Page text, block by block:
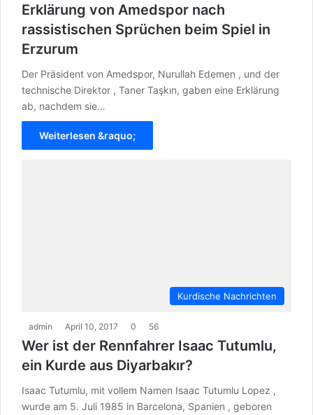
Erklärung von Amedspor nach
rassistischen Sprüchen beim Spiel in
Erzurum
Der Präsident von Amedspor, Nurullah Edemen , und der
technische Direktor , Taner Taşkın, gaben eine Erklärung
ab, nachdem sie…
Weiterlesen &raquo;
Kurdische Nachrichten
admin April 10, 2017 0 56
Wer ist der Rennfahrer Isaac Tutumlu,
ein Kurde aus Diyarbakır?
Isaac Tutumlu, mit vollem Namen Isaac Tutumlu Lopez ,
wurde am 5. Juli 1985 in Barcelona, Spanien , geboren